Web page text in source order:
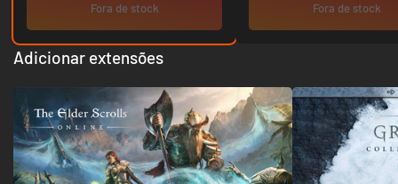
Fora de stock Fora de stock
Adicionar extensões